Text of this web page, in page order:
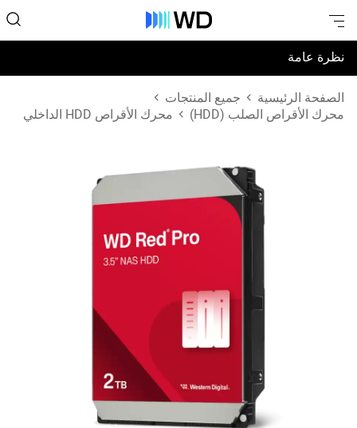
نظرة عامة
المواصفات
الصفحة الرئيسية
جميع المنتجات
محرك الأقراص الصلب (HDD)
محرك الأقراص HDD الداخلي